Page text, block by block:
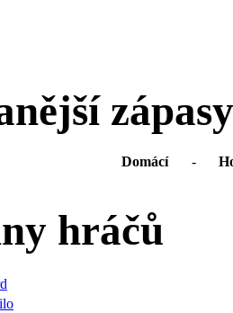
zápasy
Domácí -
hráčů